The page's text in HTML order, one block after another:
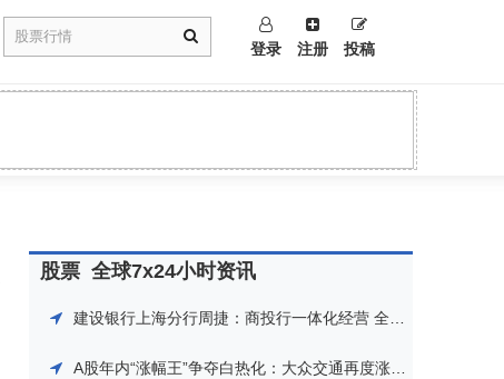
登录 注册 投稿
股票 全球7x24小时资讯
建设银行上海分行周捷：商投行一体化经营 全方位服务科创发展|直击2024浦江论坛
A股年内“涨幅王”争夺白热化：大众交通再度涨停雄踞榜首，深圳华强17天16板紧随其后，谁能笑到最后？